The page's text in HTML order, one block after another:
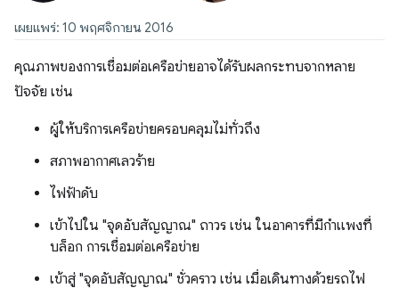
เผยแพร่: 10 พฤศจิกายน 2016
คุณภาพของการเชื่อมต่อเครือข่ายอาจได้รับผลกระทบจากหลาย
ปัจจัย เช่น
ผู้ให้บริการเครือข่ายครอบคลุมไม่ทั่วถึง
สภาพอากาศเลวร้าย
ไฟฟ้าดับ
เข้าไปใน "จุดอับสัญญาณ" ถาวร เช่น ในอาคารที่มีกำแพงที่
บล็อก การเชื่อมต่อเครือข่าย
เข้าสู่ "จุดอับสัญญาณ" ชั่วคราว เช่น เมื่อเดินทางด้วยรถไฟ